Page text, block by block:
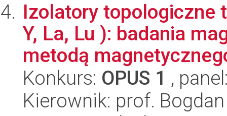
Izolatory topologiczne
Y, La, Lu ): badania
metodą
Konkurs: OPUS 1 ,
Kierownik: prof.